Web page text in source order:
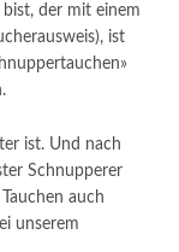
der mit einem
ist
ist. Und nach
Schnupperer
auch
unserem